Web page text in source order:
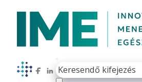
Follow us on Facebook
Follow us on LinkedIn
Keresés